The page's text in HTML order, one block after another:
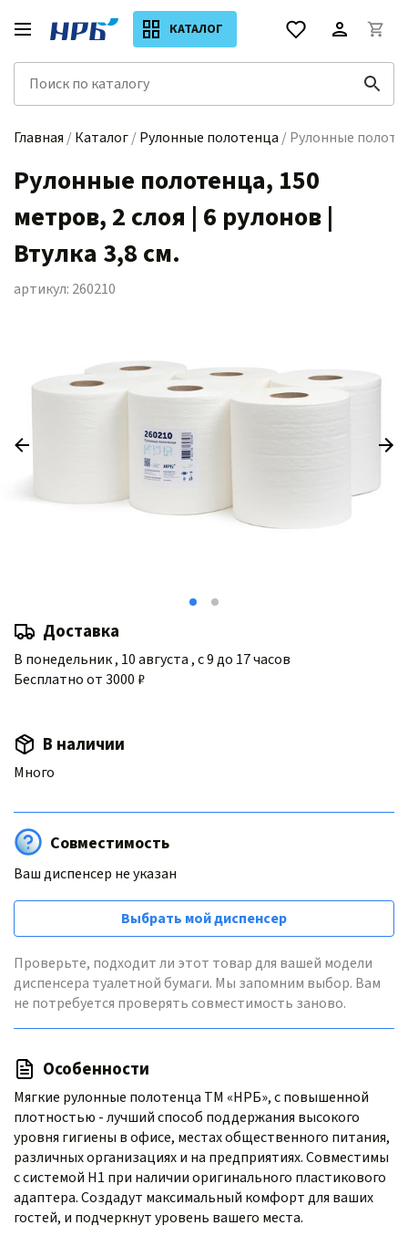
КАТАЛОГ
Главная /Каталог/Рулонные полотенца / Рулонные
Рулонные полотенца, 150
метров, 2 слоя | 6 рулонов |
Втулка 3,8 см.
артикул: 260210
Доставка
В понедельник , 10 августа , с 9 до 17 часов
Бесплатно от 3000 ₽
В наличии
Много
Совместимость
Ваш диспенсер не указан
Выбрать мой диспенсер
Проверьте, подходит ли этот товар для вашей модели
диспенсера туалетной бумаги. Мы запомним выбор. Вам
не потребуется проверять совместимость заново.
Особенности
Мягкие рулонные полотенца ТМ «НРБ», с повышенной
плотностью - лучший способ поддержания высокого
уровня гигиены в офисе, местах общественного питания,
различных организациях и на предприятиях. Совместимы
с системой H1 при наличии оригинального пластикового
адаптера. Создадут максимальный комфорт для ваших
гостей, и подчеркнут уровень вашего места.